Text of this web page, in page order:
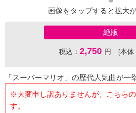
画像をタップすると拡大が
絶版
税込： 2,750 円 [本体
「スーパーマリオ」の歴代人気曲が一
※大変申し訳ありませんが、こちら
す。